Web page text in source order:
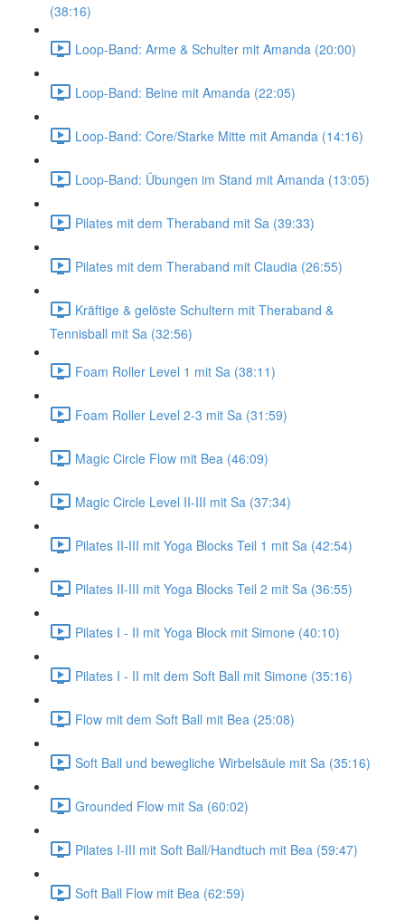
(38:16)
Loop-Band: Arme & Schulter mit Amanda (20:00)
Loop-Band: Beine mit Amanda (22:05)
Loop-Band: Core/Starke Mitte mit Amanda (14:16)
Loop-Band: Übungen im Stand mit Amanda (13:05)
Pilates mit dem Theraband mit Sa (39:33)
Pilates mit dem Theraband mit Claudia (26:55)
Kräftige & gelöste Schultern mit Theraband &
Tennisball mit Sa (32:56)
Foam Roller Level 1 mit Sa (38:11)
Foam Roller Level 2-3 mit Sa (31:59)
Magic Circle Flow mit Bea (46:09)
Magic Circle Level II-III mit Sa (37:34)
Pilates II-III mit Yoga Blocks Teil 1 mit Sa (42:54)
Pilates II-III mit Yoga Blocks Teil 2 mit Sa (36:55)
Pilates I - II mit Yoga Block mit Simone (40:10)
Pilates I - II mit dem Soft Ball mit Simone (35:16)
Flow mit dem Soft Ball mit Bea (25:08)
Soft Ball und bewegliche Wirbelsäule mit Sa (35:16)
Grounded Flow mit Sa (60:02)
Pilates I-III mit Soft Ball/Handtuch mit Bea (59:47)
Soft Ball Flow mit Bea (62:59)